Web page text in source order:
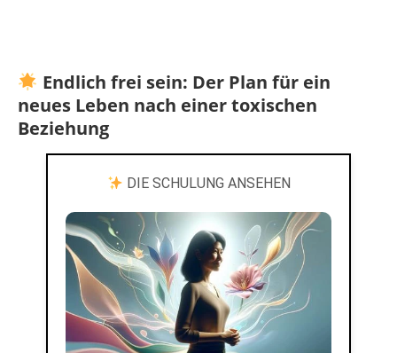
Endlich frei sein: Der Plan für ein
neues Leben nach einer toxischen
Beziehung
DIE SCHULUNG ANSEHEN